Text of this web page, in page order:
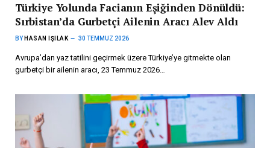
Türkiye Yolunda Facianın Eşiğinden Dönüldü:
Sırbistan’da Gurbetçi Ailenin Aracı Alev Aldı
BY HASAN IŞILAK 30 TEMMUZ 2026
Avrupa’dan yaz tatilini geçirmek üzere Türkiye’ye gitmekte olan
gurbetçi bir ailenin aracı, 23 Temmuz 2026…